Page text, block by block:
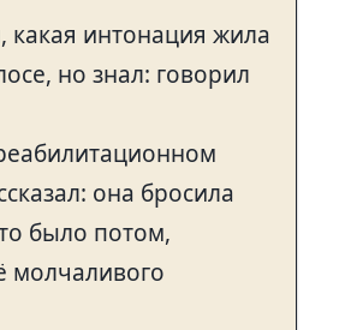
интонация жила
но знал: говорил
она бросила
было потом,
молчаливого